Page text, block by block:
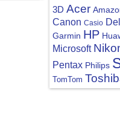
3D Acer
Canon Casio Dell
Garmin HP
Microsoft
Pentax Philips
TomTom